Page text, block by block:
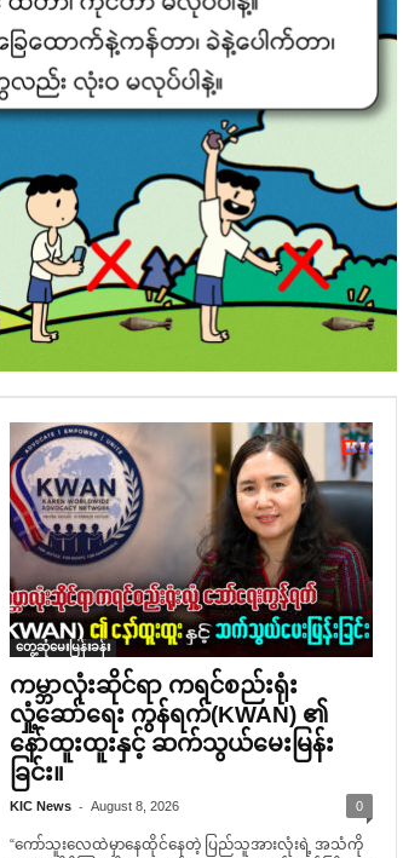
တွေ့ဆုံမေးမြန်းခန်း
ကမ္ဘာလုံးဆိုင်ရာ ကရင်စည်းရုံး
လှုံ့ဆော်ရေး ကွန်ရက်(KWAN) ၏
နော်ထူးထူးနှင့် ဆက်သွယ်မေးမြန်း
ခြင်း။
KIC News - August 8, 2026 0
“ကော်သူးလေထဲမှာနေထိုင်နေတဲ့ ပြည်သူအားလုံးရဲ့ အသံကို